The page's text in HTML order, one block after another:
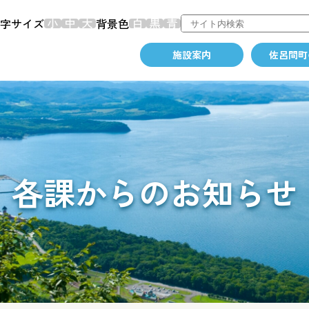
サイズ 背景色
施設案内 佐呂間
各課からのお知らせ